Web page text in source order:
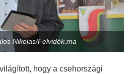
Nikolas/Felvidék.ma
hogy a csehországi